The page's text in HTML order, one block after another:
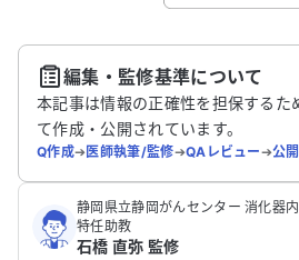
こちらは送信専用のフォームです。
送信する
編集・監修基準について
本記事は情報の正確性を担保するた
て作成・公開されています。
Q作成➔医師執筆/監修➔QAレビュー➔公開
静岡県立静岡がんセンター 消化器
特任助教
石橋 直弥 監修